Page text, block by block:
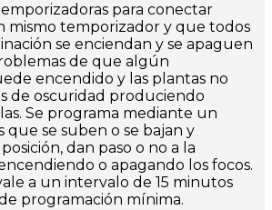
para conectar
mismo temporizador y que todos
se enciendan y se apaguen
de que algún
encendido y las plantas no
de oscuridad produciendo
Se programa mediante un
que se suben o se bajan y
dan paso o no a la
o apagando los focos.
a un intervalo de 15 minutos
programación mínima.